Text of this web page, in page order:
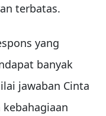
terbatas.
yang
banyak
jawaban Cinta